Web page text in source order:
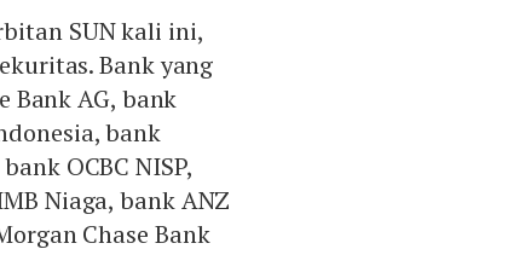
SUN kali ini,
Bank yang
Bank AG, bank
bank
OCBC NISP,
Niaga, bank ANZ
Chase Bank